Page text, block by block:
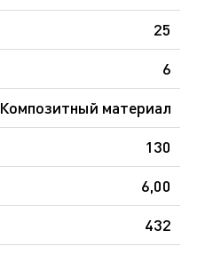
25
6
Композитный материал
130
6,00
432